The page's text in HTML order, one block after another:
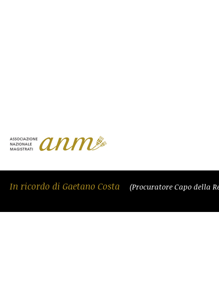
In ricordo di Gaetano Costa (Procuratore Capo della